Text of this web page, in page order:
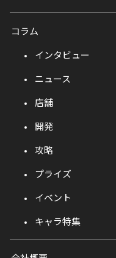
コラム
インタビュー
ニュース
店舗
開発
攻略
プライズ
イベント
キャラ特集